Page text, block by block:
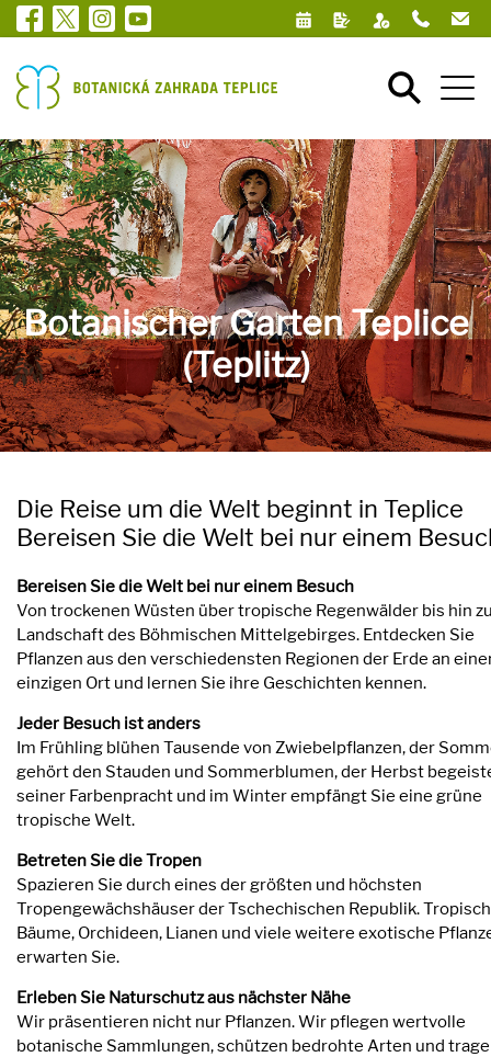
Botanischer Garten Teplice
(Teplitz)
Die Reise um die Welt beginnt in Teplice
Bereisen Sie die Welt bei nur einem
Bereisen Sie die Welt bei nur einem Besuch
Von trockenen Wüsten über tropische Regenwälder bis hin
Landschaft des Böhmischen Mittelgebirges. Entdecken Sie
Pflanzen aus den verschiedensten Regionen der Erde an
einzigen Ort und lernen Sie ihre Geschichten kennen.
Jeder Besuch ist anders
Im Frühling blühen Tausende von Zwiebelpflanzen, der
gehört den Stauden und Sommerblumen, der Herbst
seiner Farbenpracht und im Winter empfängt Sie eine grüne
tropische Welt.
Betreten Sie die Tropen
Spazieren Sie durch eines der größten und höchsten
Tropengewächshäuser der Tschechischen Republik.
Bäume, Orchideen, Lianen und viele weitere exotische
erwarten Sie.
Erleben Sie Naturschutz aus nächster Nähe
Wir präsentieren nicht nur Pflanzen. Wir pflegen wertvolle
botanische Sammlungen, schützen bedrohte Arten und